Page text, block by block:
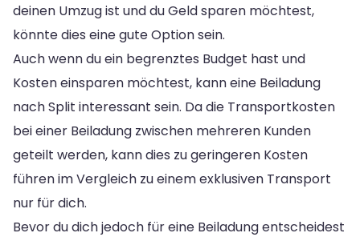
deinen Umzug ist und du Geld sparen möchtest,
könnte dies eine gute Option sein.
Auch wenn du ein begrenztes Budget hast und
Kosten einsparen möchtest, kann eine Beiladung
nach Split interessant sein. Da die Transportkosten
bei einer Beiladung zwischen mehreren Kunden
geteilt werden, kann dies zu geringeren Kosten
führen im Vergleich zu einem exklusiven Transport
nur für dich.
Bevor du dich jedoch für eine Beiladung entscheidest